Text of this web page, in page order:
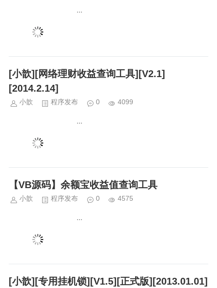
...
[小歆][网络理财收益查询工具][V2.1]
[2014.2.14]
小歆 程序发布 0 4099
...
【VB源码】余额宝收益值查询工具
小歆 程序发布 0 4575
...
[小歆][专用挂机锁][V1.5][正式版][2013.01.01]